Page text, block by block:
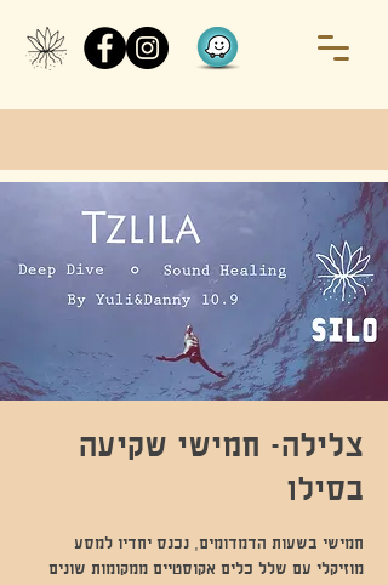
צלילה- חמישי שקיעה
בסילו
חמישי בשעות הדמדומים, נכנס יחדיו למסע
מוזיקלי עם שלל כלים אקוסטיים ממקומות שונים